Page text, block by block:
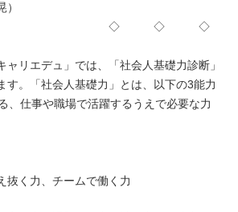
◇ ◇
ャリエデュ」では、「社会人基礎力診断」
す。「社会人基礎力」とは、以下の3能力
、仕事や職場で活躍するうえで必要な力
抜く力、チームで働く力